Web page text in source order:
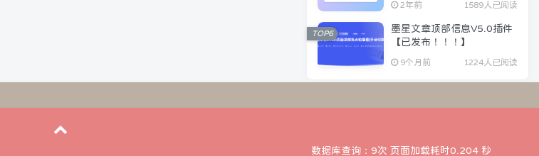
2年前 1589人已阅读
墨星文章顶部信息V5.0插件
【已发布！！！】
9个月前 1224人已阅读
TOP6
数据库查询：9次 页面加载耗时0.204 秒